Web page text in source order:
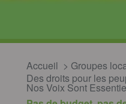
Accueil
Groupes
Des droits pour les
Nos Voix Sont